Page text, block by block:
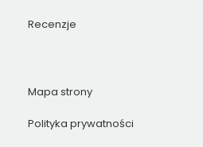
Recenzje
Mapa strony
Polityka prywatności